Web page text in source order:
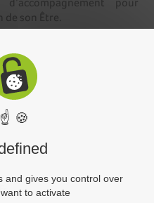
son Être.
☝ 🍪
and gives you control over
to activate